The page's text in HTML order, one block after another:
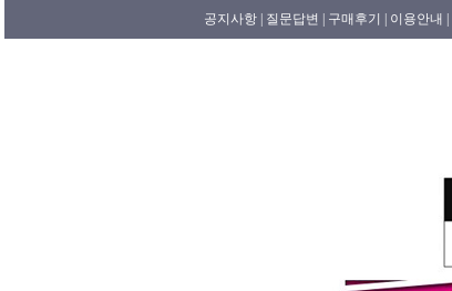
공지사항 | 질문답변 | 구매후기 | 이용안내 |